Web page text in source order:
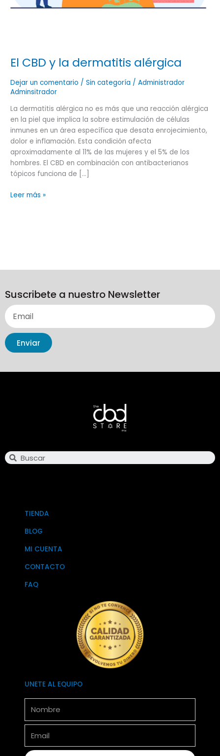
El CBD y la dermatitis alérgica
Dejar un comentario /Sin categoría /Administrador
Adminsitrador
La dermatitis alérgica no es más que una reacción alérgica
en la piel que implica la sobre estimulación de células
inmunes en un área específica que desata enrojecimiento,
dolor e inflamación. Esta condición afecta
aproximadamente al 11% de las mujeres y el 5% de los
hombres. El CBD en combinación con antibacterianos
tópicos funciona de […]
Leer más »
Suscribete a nuestro Newsletter
Enviar
TIENDA
BLOG
MI CUENTA
CONTACTO
FAQ
UNETE AL EQUIPO